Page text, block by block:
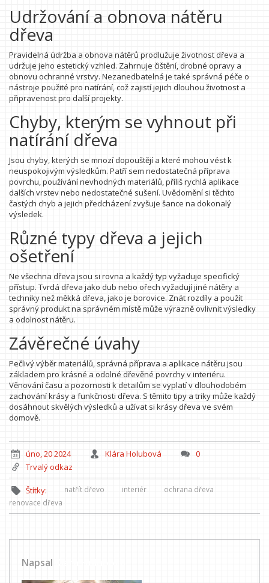
Udržování a obnova nátěru
dřeva
Pravidelná údržba a obnova nátěrů prodlužuje životnost dřeva a
udržuje jeho estetický vzhled. Zahrnuje čištění, drobné opravy a
obnovu ochranné vrstvy. Nezanedbatelná je také správná péče o
nástroje použité pro natírání, což zajistí jejich dlouhou životnost a
připravenost pro další projekty.
Chyby, kterým se vyhnout při
natírání dřeva
Jsou chyby, kterých se mnozí dopouštějí a které mohou vést k
neuspokojivým výsledkům. Patří sem nedostatečná příprava
povrchu, používání nevhodných materiálů, příliš rychlá aplikace
dalších vrstev nebo nedostatečné sušení. Uvědomění si těchto
častých chyb a jejich předcházení zvyšuje šance na dokonalý
výsledek.
Různé typy dřeva a jejich
ošetření
Ne všechna dřeva jsou si rovna a každý typ vyžaduje specifický
přístup. Tvrdá dřeva jako dub nebo ořech vyžadují jiné nátěry a
techniky než měkká dřeva, jako je borovice. Znát rozdíly a použít
správný produkt na správném místě může výrazně ovlivnit výsledky
a odolnost nátěru.
Závěrečné úvahy
Pečlivý výběr materiálů, správná příprava a aplikace nátěru jsou
základem pro krásné a odolné dřevěné povrchy v interiéru.
Věnování času a pozornosti k detailům se vyplatí v dlouhodobém
zachování krásy a funkčnosti dřeva. S těmito tipy a triky může každý
dosáhnout skvělých výsledků a užívat si krásy dřeva ve svém
domově.
úno, 20 2024 Klára Holubová
0
Trvalý odkaz
Štítky: natřít dřevo interiér
ochrana dřeva
renovace dřeva
Napsal